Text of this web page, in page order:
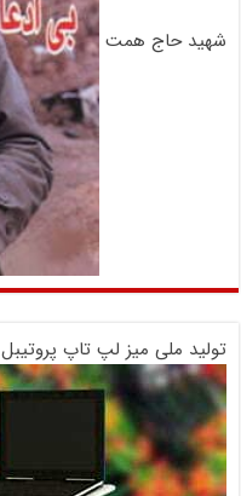
شهید حاج همت
تولید ملی میز لپ تاپ پروتیبل